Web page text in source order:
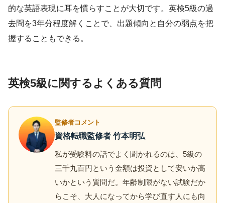
的な英語表現に耳を慣らすことが大切です。英検5級の過
去問を3年分程度解くことで、出題傾向と自分の弱点を把
握することもできる。
英検5級に関するよくある質問
監修者コメント
資格転職監修者 竹本明弘
私が受験料の話でよく聞かれるのは、5級の
三千九百円という金額は投資として安いか高
いかという質問だ。年齢制限がない試験だか
らこそ、大人になってから学び直す人にも向